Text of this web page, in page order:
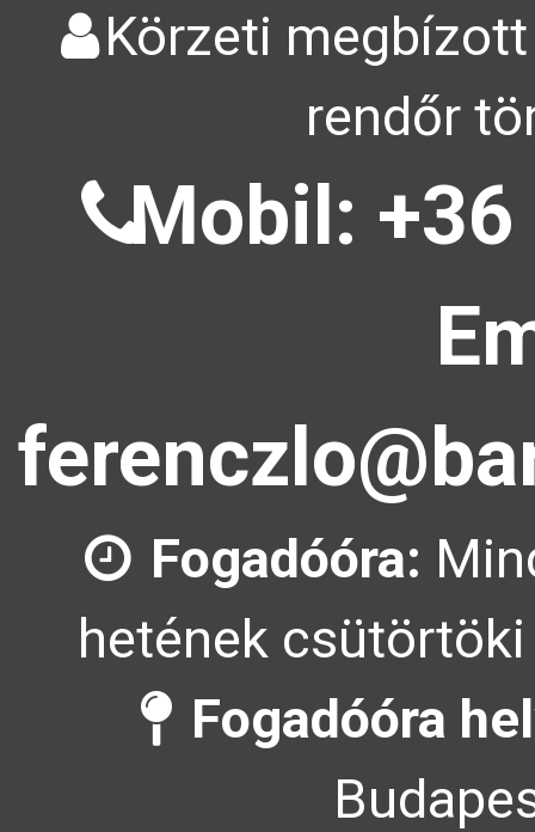
Körzeti megbízott
rendőr
Mobil: +36
Fogadóóra:
hetének
Fogadóóra